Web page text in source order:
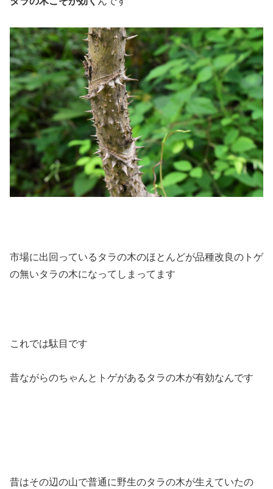
市場に出回っているタラの木のほとんどが品種改良のトゲ
の無いタラの木になってしまってます
これでは駄目です
昔ながらのちゃんとトゲがあるタラの木が有効なんです
昔はその辺の山で普通に野生のタラの木が生えていたの